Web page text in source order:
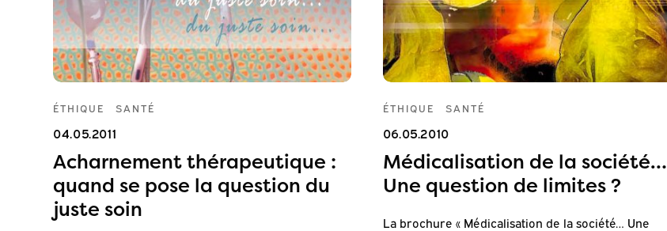
ÉTHIQUE SANTÉ
04.05.2011
Acharnement thérapeutique :
quand se pose la question du
juste soin
ÉTHIQUE SANTÉ
06.05.2010
Médicalisation de la société…
Une question de limites ?
La brochure « Médicalisation de la société… Une